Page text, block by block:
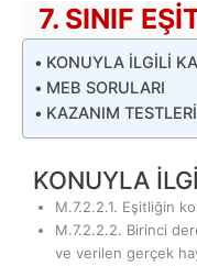
7. SINIF
KONUYLA İLGİLİ
MEB SORULARI
KAZANIM TESTLERİ
KONUYLA
M.7.2.2.1. Eşitliğin
M.7.2.2.2. Birinci
ve verilen gerçek